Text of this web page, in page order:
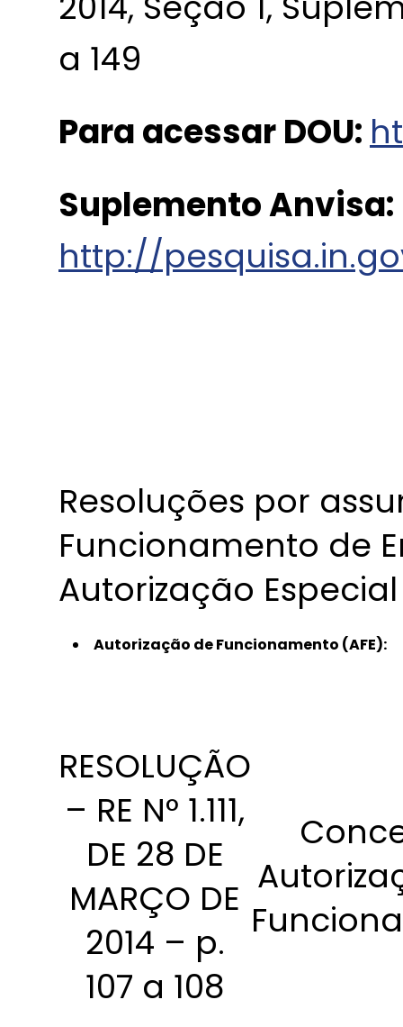
a 149
Para acessar DOU:
Suplemento Anvisa:
http://
Resoluções por
Funcionamento de
Autorização
Autorização de Funcionamento (AFE):
RESOLUÇÃO
– RE N° 1.111,
DE 28 DE
MARÇO DE
2014 – p.
107 a 108